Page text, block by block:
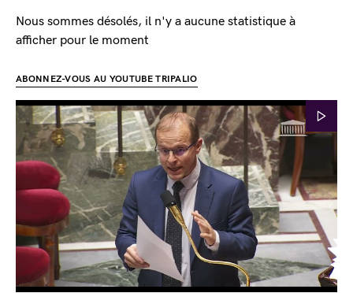
Nous sommes désolés, il n'y a aucune statistique à
afficher pour le moment
ABONNEZ-VOUS AU YOUTUBE TRIPALIO